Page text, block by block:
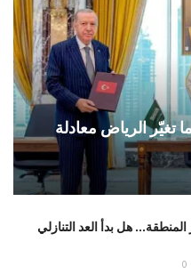
تغيّر الرياض معادلة
هل بدأ العد التنازلي
0